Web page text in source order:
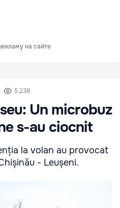
на сайте
5 238
Un microbuz
s-au ciocnit
la volan au provocat
- Leușeni.